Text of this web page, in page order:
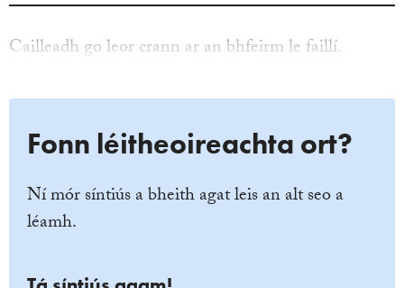
Cailleadh go leor crann ar an bhfeirm le faillí.
Fonn léitheoireachta ort?
Ní mór síntiús a bheith agat leis an alt seo a
léamh.